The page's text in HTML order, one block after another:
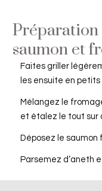
Préparation
saumon et
Faites griller
les ensuite en petits
Mélangez le
et étalez le tout sur
Déposez le saumon
Parsemez d’aneth